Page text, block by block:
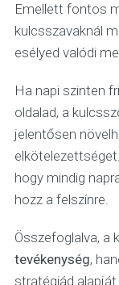
Emellett fontos
kulcsszavaknál
esélyed valódi
Ha napi szinten
oldalad, a
jelentősen
hogy mindig
hozz a felszínre.
Összefoglalva, a
tevékenység,
stratégiád